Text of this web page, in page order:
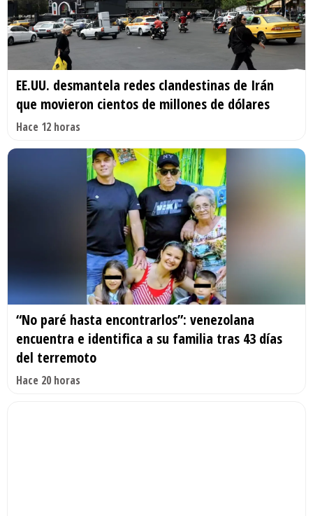
EE.UU. desmantela redes clandestinas de Irán
que movieron cientos de millones de dólares
Hace 12 horas
“No paré hasta encontrarlos”: venezolana
encuentra e identifica a su familia tras 43 días
del terremoto
Hace 20 horas